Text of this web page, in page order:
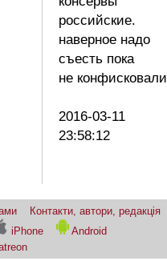
российские.
наверное надо
съесть пока
не
2016-03-11
23:58:12
Контакти, автори, редакція
iPhone
Android